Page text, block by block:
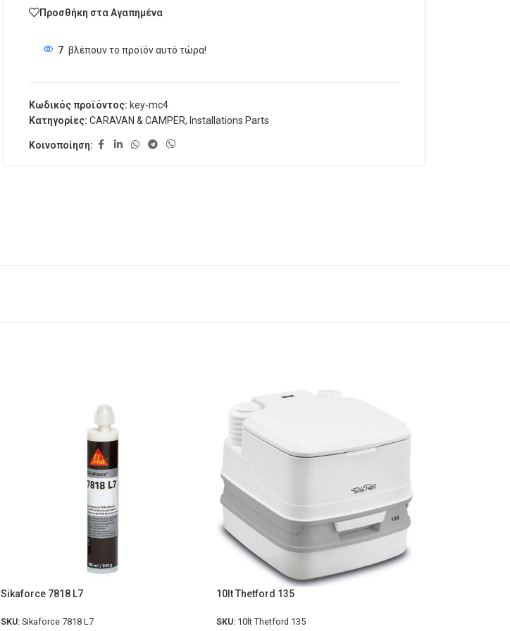
Προσθήκη στα Αγαπημένα
7 βλέπουν το προϊόν αυτό τώρα!
Κωδικός προϊόντος: key-mc4
Κατηγορίες: CARAVAN & CAMPER, Installations Parts
Κοινοποίηση:
Sikaforce 7818 L7
SKU: Sikaforce 7818 L7
10lt Thetford 135
SKU: 10lt Thetford 135